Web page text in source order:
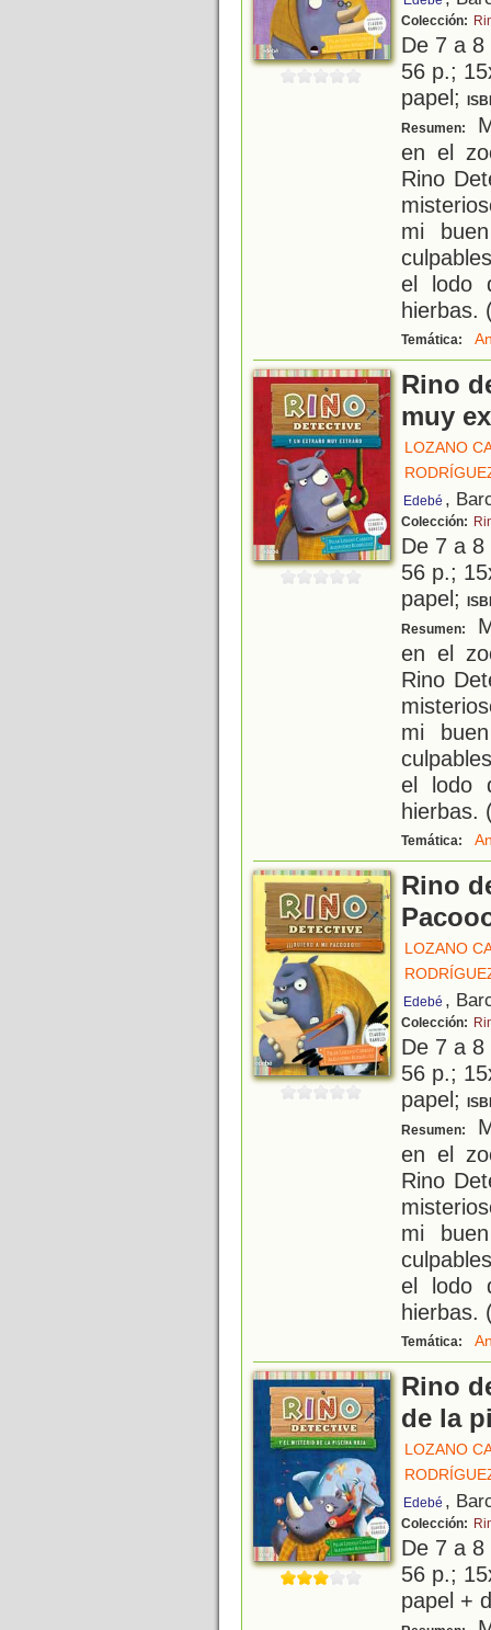
Colección:
De 7 a
56 p.;
papel;
Resumen:
en el
Rino
mi
el lodo
hierbas.
Temática:
Rino
muy
LOZANO
Edebé ,
Colección:
De 7 a
56 p.;
papel;
Resumen:
en el
Rino
mi
el lodo
hierbas.
Temática:
Rino
LOZANO
Edebé ,
Colección:
De 7 a
56 p.;
papel;
Resumen:
en el
Rino
mi
el lodo
hierbas.
Temática:
Rino
de la
LOZANO
Edebé ,
Colección:
De 7 a
56 p.;
papel +